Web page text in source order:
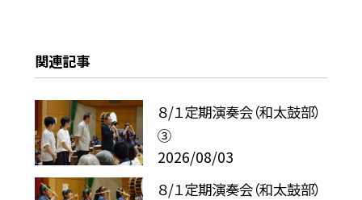
関連記事
８/１定期演奏会（和太鼓部）
③
2026/08/03
８/１定期演奏会（和太鼓部）